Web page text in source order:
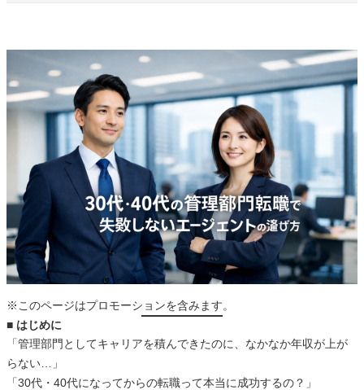
※このページはプロモーションを含みます。
■ はじめに
「管理部門としてキャリアを積んできたのに、なかなか年収が上が
らない…」
「30代・40代になってからの転職って本当に成功するの？」